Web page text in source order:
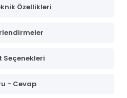
Özellikleri
Seçenekleri
- Cevap